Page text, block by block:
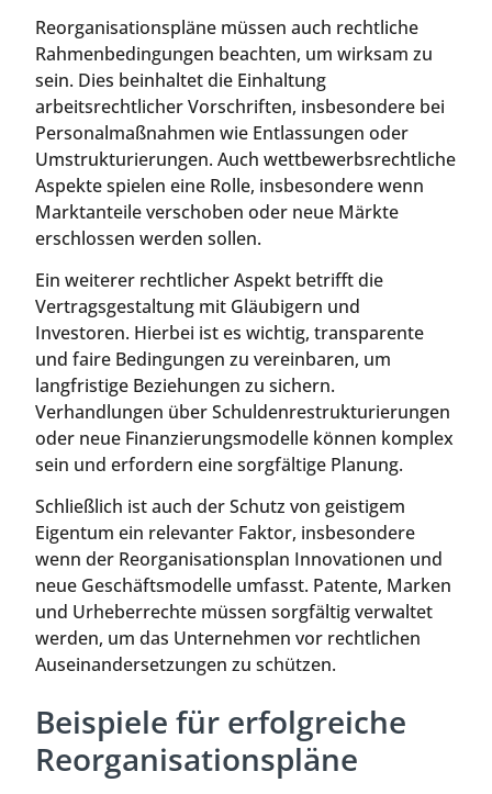
Reorganisationspläne müssen auch rechtliche
Rahmenbedingungen beachten, um wirksam zu
sein. Dies beinhaltet die Einhaltung
arbeitsrechtlicher Vorschriften, insbesondere bei
Personalmaßnahmen wie Entlassungen oder
Umstrukturierungen. Auch wettbewerbsrechtliche
Aspekte spielen eine Rolle, insbesondere wenn
Marktanteile verschoben oder neue Märkte
erschlossen werden sollen.
Ein weiterer rechtlicher Aspekt betrifft die
Vertragsgestaltung mit Gläubigern und
Investoren. Hierbei ist es wichtig, transparente
und faire Bedingungen zu vereinbaren, um
langfristige Beziehungen zu sichern.
Verhandlungen über Schuldenrestrukturierungen
oder neue Finanzierungsmodelle können komplex
sein und erfordern eine sorgfältige Planung.
Schließlich ist auch der Schutz von geistigem
Eigentum ein relevanter Faktor, insbesondere
wenn der Reorganisationsplan Innovationen und
neue Geschäftsmodelle umfasst. Patente, Marken
und Urheberrechte müssen sorgfältig verwaltet
werden, um das Unternehmen vor rechtlichen
Auseinandersetzungen zu schützen.
Beispiele für erfolgreiche
Reorganisationspläne